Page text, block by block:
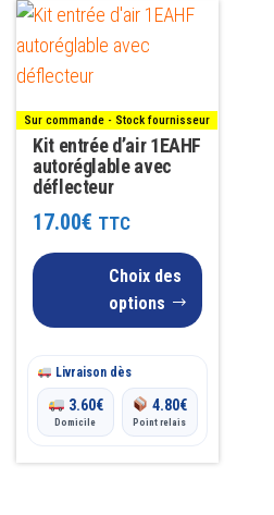
Sur commande - Stock fournisseur
Kit entrée d’air 1EAHF
autoréglable avec
déflecteur
17.00€ TTC
Choix des
options
Ce
produit
a
variations.
Les
options
peuvent
être
sur
page
produit
Livraison dès
3.60€
Domicile
4.80€
Point relais